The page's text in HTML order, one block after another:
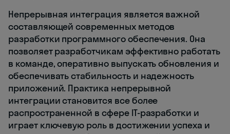
Непрерывная интеграция является важной
составляющей современных методов
разработки программного обеспечения. Она
позволяет разработчикам эффективно работать
в команде, оперативно выпускать обновления и
обеспечивать стабильность и надежность
приложений. Практика непрерывной
интеграции становится все более
распространенной в сфере IT-разработки и
играет ключевую роль в достижении успеха и